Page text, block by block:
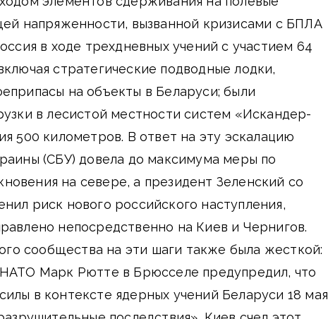
напряженности, вызванной кризисами с БПЛА
в ходе трехдневных учений с участием 64
стратегические подводные лодки,
на объекты в Беларуси; были
в лесистой местности систем «Искандер-
500 километров. В ответ на эту эскалацию
(СБУ) довела до максимума меры по
на севере, а президент Зеленский со
риск нового российского наступления,
непосредственно на Киев и Чернигов.
сообщества на эти шаги также была жесткой:
Марк Рютте в Брюсселе предупредил, что
в контексте ядерных учений Беларуси 18 мая